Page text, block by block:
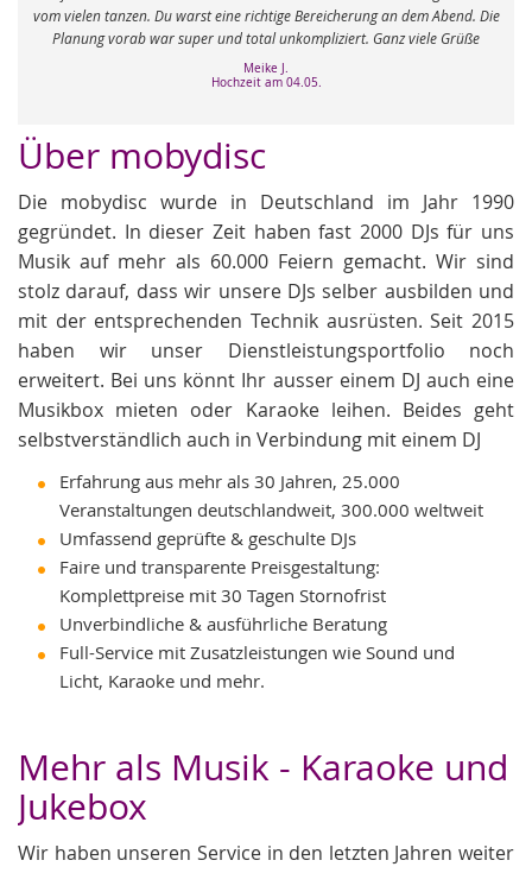
vom vielen tanzen. Du warst eine richtige Bereicherung an dem Abend. Die
Planung vorab war super und total unkompliziert. Ganz viele Grüße
Meike J.
Hochzeit am 04.05.
Über mobydisc
Die mobydisc wurde in Deutschland im Jahr 1990
gegründet. In dieser Zeit haben fast 2000 DJs für uns
Musik auf mehr als 60.000 Feiern gemacht. Wir sind
stolz darauf, dass wir unsere DJs selber ausbilden und
mit der entsprechenden Technik ausrüsten. Seit 2015
haben wir unser Dienstleistungsportfolio noch
erweitert. Bei uns könnt Ihr ausser einem DJ auch eine
Musikbox mieten oder Karaoke leihen. Beides geht
selbstverständlich auch in Verbindung mit einem DJ
Erfahrung aus mehr als 30 Jahren, 25.000
Veranstaltungen deutschlandweit, 300.000 weltweit
Umfassend geprüfte & geschulte DJs
Faire und transparente Preisgestaltung:
Komplettpreise mit 30 Tagen Stornofrist
Unverbindliche & ausführliche Beratung
Full-Service mit Zusatzleistungen wie Sound und
Licht, Karaoke und mehr.
Mehr als Musik - Karaoke und
Jukebox
Wir haben unseren Service in den letzten Jahren weiter